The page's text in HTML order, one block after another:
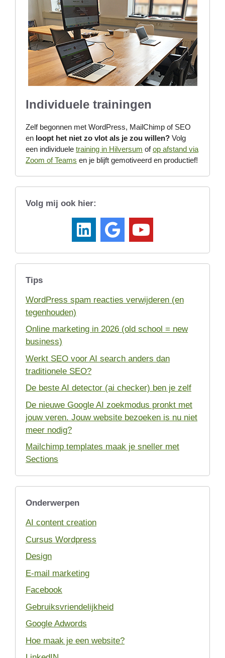
Individuele trainingen
Zelf begonnen met WordPress, MailChimp of SEO
en loopt het niet zo vlot als je zou willen? Volg
een individuele training in Hilversum ofop afstand via
Zoom of Teams en je blijft gemotiveerd en productief!
Volg mij ook hier:
Tips
WordPress spam reacties verwijderen (en
tegenhouden)
Online marketing in 2026 (old school = new
business)
Werkt SEO voor AI search anders dan
traditionele SEO?
De beste AI detector (ai checker) ben je zelf
De nieuwe Google AI zoekmodus pronkt met
jouw veren. Jouw website bezoeken is nu niet
meer nodig?
Mailchimp templates maak je sneller met
Sections
Onderwerpen
AI content creation
Cursus Wordpress
Design
E-mail marketing
Facebook
Gebruiksvriendelijkheid
Google Adwords
Hoe maak je een website?